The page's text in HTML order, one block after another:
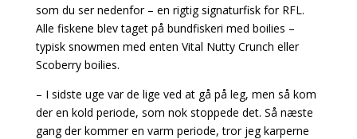
som du ser nedenfor – en rigtig signaturfisk for RFL.
Alle fiskene blev taget på bundfiskeri med boilies –
typisk snowmen med enten Vital Nutty Crunch eller
Scoberry boilies.
– I sidste uge var de lige ved at gå på leg, men så kom
der en kold periode, som nok stoppede det. Så næste
gang der kommer en varm periode, tror jeg karperne